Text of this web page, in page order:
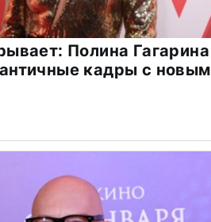
Полина Гагарина
кадры с новым